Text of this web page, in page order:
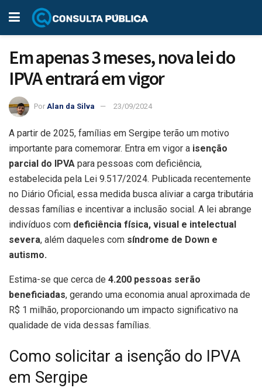
Em apenas 3 meses, nova lei do
IPVA entrará em vigor
Por Alan da Silva 23/09/2024
A partir de 2025, famílias em Sergipe terão um motivo
importante para comemorar. Entra em vigor a isenção
parcial do IPVA para pessoas com deficiência,
estabelecida pela Lei 9.517/2024. Publicada recentemente
no Diário Oficial, essa medida busca aliviar a carga tributária
dessas famílias e incentivar a inclusão social. A lei abrange
indivíduos com deficiência física, visual e intelectual
severa, além daqueles com síndrome de Down e
autismo.
Estima-se que cerca de 4.200 pessoas serão
beneficiadas, gerando uma economia anual aproximada de
R$ 1 milhão, proporcionando um impacto significativo na
qualidade de vida dessas famílias.
Como solicitar a isenção do IPVA
em Sergipe